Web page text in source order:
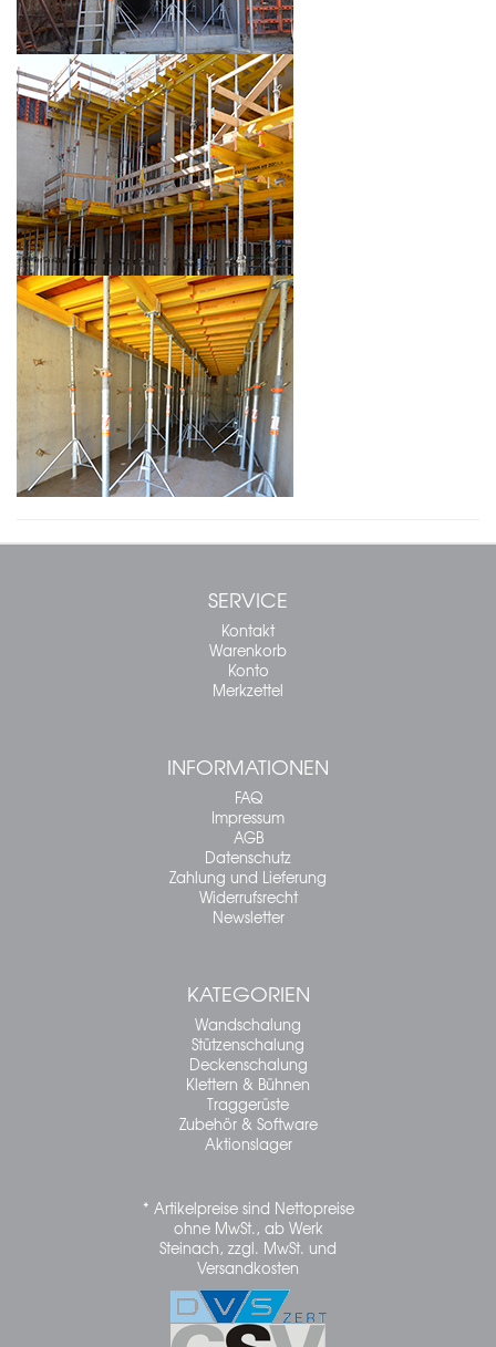
SERVICE
Kontakt
Warenkorb
Konto
Merkzettel
INFORMATIONEN
FAQ
Impressum
AGB
Datenschutz
Zahlung und Lieferung
Widerrufsrecht
Newsletter
KATEGORIEN
Wandschalung
Stützenschalung
Deckenschalung
Klettern & Bühnen
Traggerüste
Zubehör & Software
Aktionslager
* Artikelpreise sind Nettopreise
ohne MwSt., ab Werk
Steinach, zzgl. MwSt. und
Versandkosten